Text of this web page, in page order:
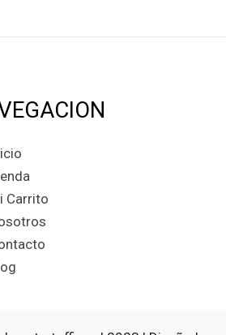
Carrito